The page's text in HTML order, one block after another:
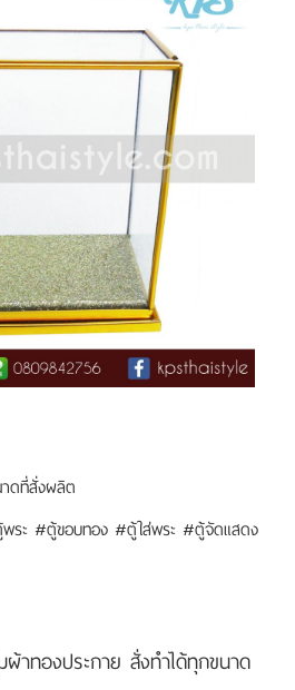
ดที่สั่งผลิต
ระ #ตู้ขอบทอง #ตู้ใส่พระ #ตู้จัดแสดง
าทองประกาย สั่งทำได้ทุกขนาด